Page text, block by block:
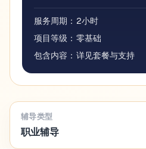
服务周期： 2小时
项目等级： 零基础
包含内容：详见套餐与支持
辅导类型
职业辅导